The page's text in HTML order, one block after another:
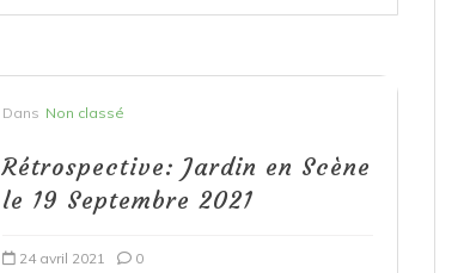
Dans Non classé
Rétrospective: Jardin en Scène
le 19 Septembre 2021
24 avril 2021 0